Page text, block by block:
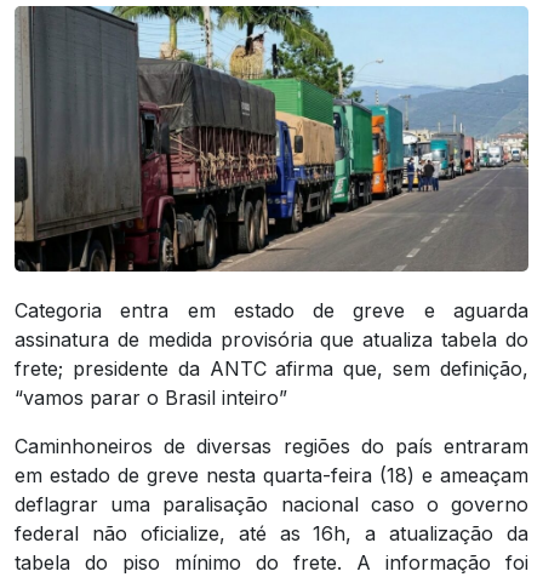
Categoria entra em estado de greve e aguarda
assinatura de medida provisória que atualiza tabela do
frete; presidente da ANTC afirma que, sem definição,
“vamos parar o Brasil inteiro”
Caminhoneiros de diversas regiões do país entraram
em estado de greve nesta quarta-feira (18) e ameaçam
deflagrar uma paralisação nacional caso o governo
federal não oficialize, até as 16h, a atualização da
tabela do piso mínimo do frete. A informação foi